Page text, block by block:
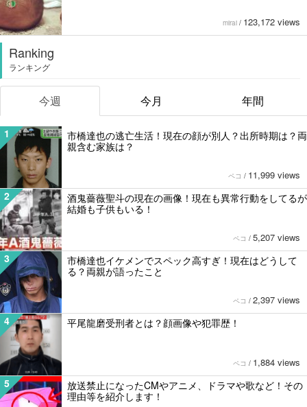
mirai / 123,172 views
Ranking
ランキング
今週 今月 年間
1
市橋達也の逃亡生活！現在の顔が別人？出所時期は？両
親含む家族は？
ペコ / 11,999 views
2
酒鬼薔薇聖斗の現在の画像！現在も異常行動をしてるが
結婚も子供もいる！
ペコ / 5,207 views
3
市橋達也イケメンでスペック高すぎ！現在はどうして
る？両親が語ったこと
ペコ / 2,397 views
4 平尾龍磨受刑者とは？顔画像や犯罪歴！
ペコ / 1,884 views
5
放送禁止になったCMやアニメ、ドラマや歌など！その
理由等を紹介します！